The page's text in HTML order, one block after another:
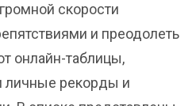
скорости
и преодолеть
онлайн-таблицы,
рекорды и